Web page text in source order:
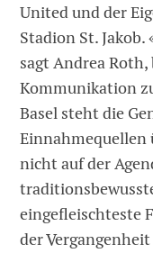
United und der
Stadion St.
sagt Andrea
Kommunikation
Basel steht die
Einnahmequellen
nicht auf der
eingefleischteste
der